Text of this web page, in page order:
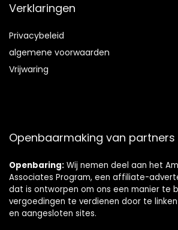
Verklaringen
Privacybeleid
algemene voorwaarden
Vrijwaring
Openbaarmaking van partners
Openbaring: Wij nemen deel aan het
Associates Program, een affiliate-
dat is ontworpen om ons een manier te
vergoedingen te verdienen door te
en aangesloten sites.